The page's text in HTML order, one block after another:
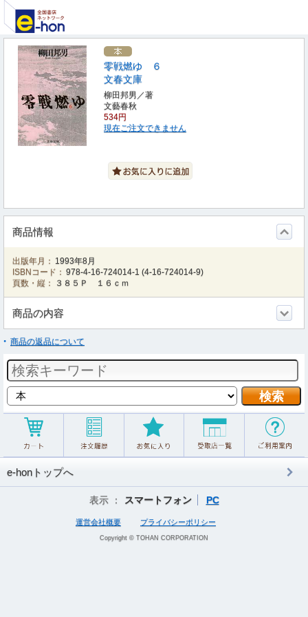
零戦燃ゆ ６
文春文庫
柳田邦男／著
文藝春秋
534円
現在ご注文できません
商品情報
出版年月： 1993年8月
ISBNコード： 978-4-16-724014-1 (4-16-724014-9)
頁数・縦：
３８５Ｐ １６ｃｍ
商品の内容
商品の返品について
e-honトップへ
表示 ： スマートフォン PC
運営会社概要 プライバシーポリシー
Copyright © TOHAN CORPORATION